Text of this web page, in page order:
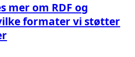
mer om RDF og
formater vi støtter